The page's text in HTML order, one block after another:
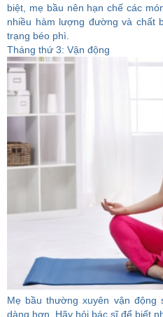
biệt, mẹ bầu nên hạn chế các
nhiều hàm lượng đường và chất
trạng béo phì.
Tháng thứ 3: Vận động
Mẹ bầu thường xuyên vận
dàng hơn. Hãy hỏi bác sĩ để biết